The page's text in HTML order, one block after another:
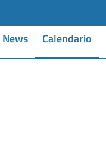
News Calendario